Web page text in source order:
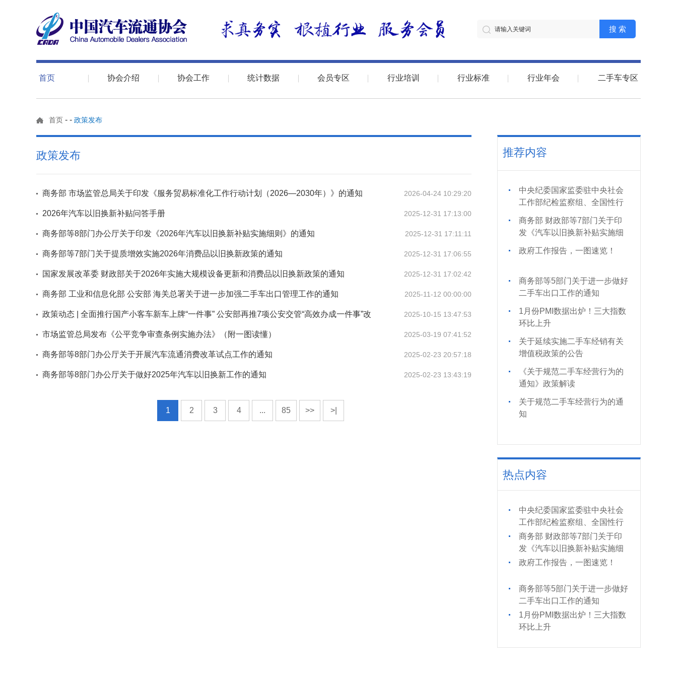
搜 索
首页 协会介绍 协会工作 统计数据 会员专区 行业培训 行业标准 行业年会 二手车专区
首页 - - 政策发布
政策发布
商务部 市场监管总局关于印发《服务贸易标准化工作行动计划（2026—2030年）》的通知 2026-04-24 10:29:20
2026年汽车以旧换新补贴问答手册 2025-12-31 17:13:00
商务部等8部门办公厅关于印发《2026年汽车以旧换新补贴实施细则》的通知 2025-12-31 17:11:11
商务部等7部门关于提质增效实施2026年消费品以旧换新政策的通知 2025-12-31 17:06:55
国家发展改革委 财政部关于2026年实施大规模设备更新和消费品以旧换新政策的通知 2025-12-31 17:02:42
商务部 工业和信息化部 公安部 海关总署关于进一步加强二手车出口管理工作的通知 2025-11-12 00:00:00
政策动态 | 全面推行国产小客车新车上牌“一件事” 公安部再推7项公安交管“高效办成一件事”改
革措施
2025-10-15 13:47:53
市场监管总局发布《公平竞争审查条例实施办法》（附一图读懂） 2025-03-19 07:41:52
商务部等8部门办公厅关于开展汽车流通消费改革试点工作的通知 2025-02-23 20:57:18
商务部等8部门办公厅关于做好2025年汽车以旧换新工作的通知 2025-02-23 13:43:19
1 2 3 4 ... 85 >> >|
推荐内容
中央纪委国家监委驻中央社会
工作部纪检监察组、全国性行
业协会商会党委举办全国性行
业协会商会党纪学习教育专题
辅导报告会
商务部 财政部等7部门关于印
发《汽车以旧换新补贴实施细
则》的通知
政府工作报告，一图速览！
商务部等5部门关于进一步做好
二手车出口工作的通知
1月份PMI数据出炉！三大指数
环比上升
关于延续实施二手车经销有关
增值税政策的公告
《关于规范二手车经营行为的
通知》政策解读
关于规范二手车经营行为的通
知
热点内容
中央纪委国家监委驻中央社会
工作部纪检监察组、全国性行
业协会商会党委举办全国性行
业协会商会党纪学习教育专题
辅导报告会
商务部 财政部等7部门关于印
发《汽车以旧换新补贴实施细
则》的通知
政府工作报告，一图速览！
商务部等5部门关于进一步做好
二手车出口工作的通知
1月份PMI数据出炉！三大指数
环比上升